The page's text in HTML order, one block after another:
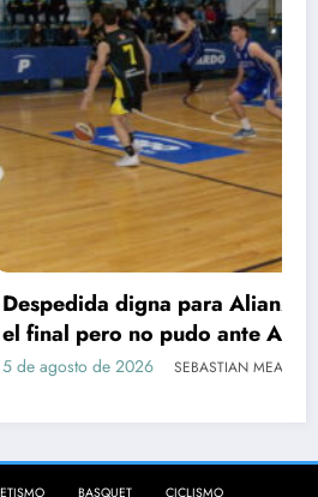
Alianza: batalló hasta
ante Argentino, que es
SEBASTIAN MEARDI